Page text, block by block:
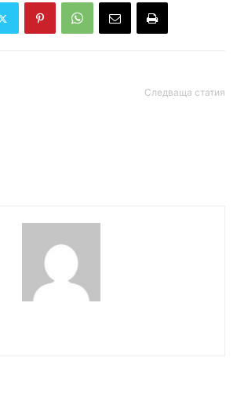
Следваща статия